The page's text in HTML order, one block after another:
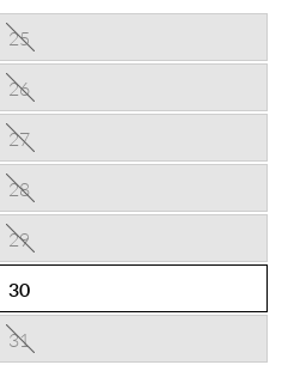
25
26
27
28
29
30
31